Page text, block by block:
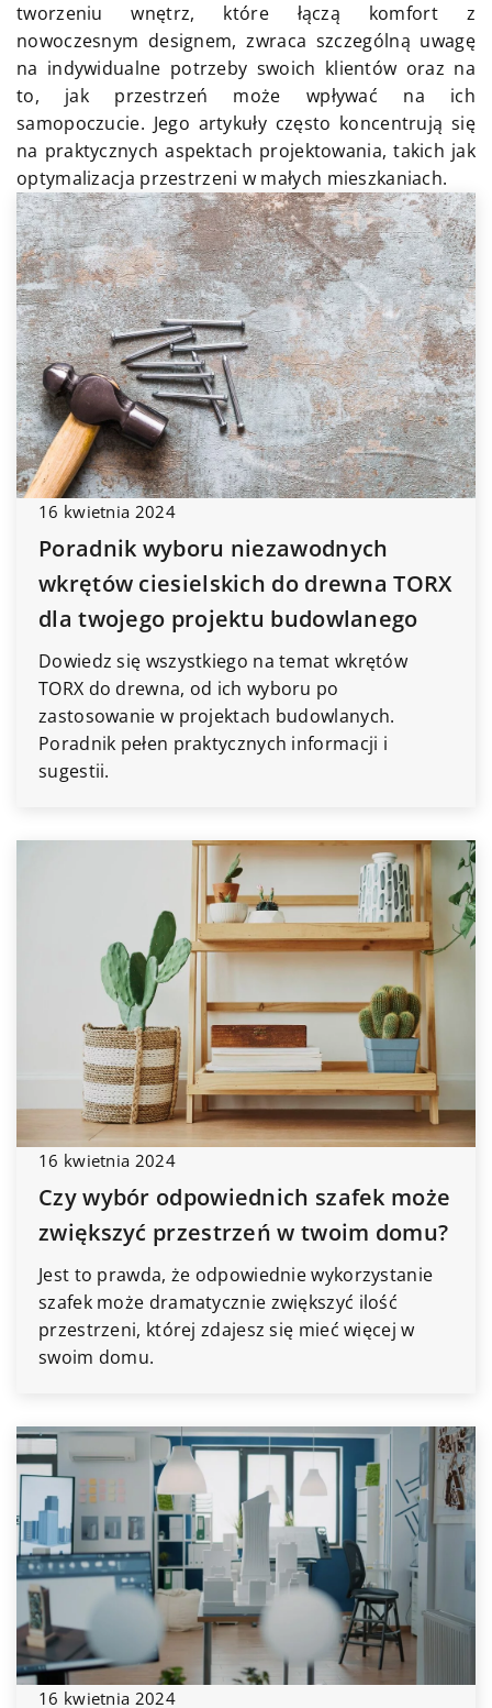
tworzeniu wnętrz, które łączą komfort z
nowoczesnym designem, zwraca szczególną uwagę
na indywidualne potrzeby swoich klientów oraz na
to, jak przestrzeń może wpływać na ich
samopoczucie. Jego artykuły często koncentrują się
na praktycznych aspektach projektowania, takich jak
optymalizacja przestrzeni w małych mieszkaniach.
16 kwietnia 2024
Poradnik wyboru niezawodnych
wkrętów ciesielskich do drewna TORX
dla twojego projektu budowlanego
Dowiedz się wszystkiego na temat wkrętów
TORX do drewna, od ich wyboru po
zastosowanie w projektach budowlanych.
Poradnik pełen praktycznych informacji i
sugestii.
16 kwietnia 2024
Czy wybór odpowiednich szafek może
zwiększyć przestrzeń w twoim domu?
Jest to prawda, że odpowiednie wykorzystanie
szafek może dramatycznie zwiększyć ilość
przestrzeni, której zdajesz się mieć więcej w
swoim domu.
16 kwietnia 2024